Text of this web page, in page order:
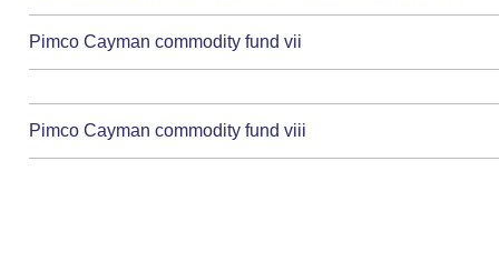
Pimco Cayman commodity fund vii
Pimco Cayman commodity fund viii